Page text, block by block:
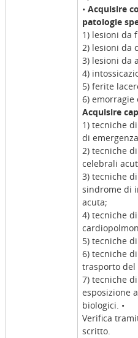
• Acquisire
patologie
1) lesioni da
2) lesioni da
3) lesioni da
4)
5) ferite
6) emorragie
Acquisire
1) tecniche
di
2) tecniche
celebrali
3) tecniche
sindrome di
acuta;
4) tecniche
5) tecniche
6) tecniche
trasporto del
7) tecniche
esposizione
biologici. •
Verifica
scritto.